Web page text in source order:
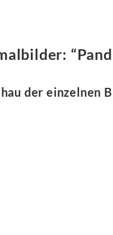
der einzelnen